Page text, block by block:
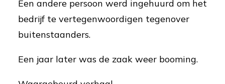
Een andere persoon werd ingehuurd om het
bedrijf te vertegenwoordigen tegenover
buitenstaanders.
Een jaar later was de zaak weer booming.